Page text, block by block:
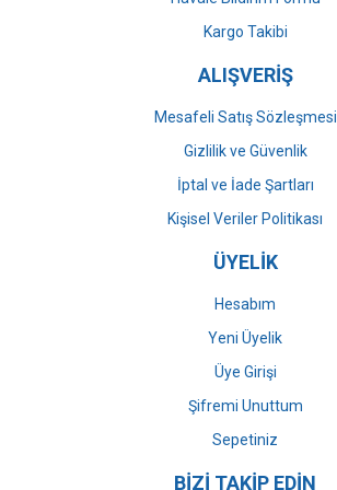
Gönder
Kargo Takibi
ALIŞVERİŞ
Mesafeli Satış Sözleşmesi
Gizlilik ve Güvenlik
İptal ve İade Şartları
Kişisel Veriler Politikası
ÜYELİK
Hesabım
Yeni Üyelik
Üye Girişi
Şifremi Unuttum
Sepetiniz
BİZİ TAKİP EDİN